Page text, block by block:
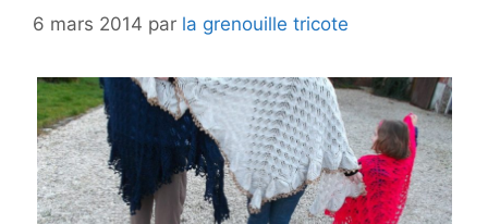
6 mars 2014 par la grenouille tricote